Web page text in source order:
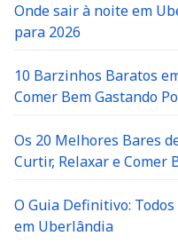
Onde sair à noite em
para 2026
10 Barzinhos Baratos
Comer Bem Gastando
Os 20 Melhores Bares
Curtir, Relaxar e Comer
O Guia Definitivo:
em Uberlândia